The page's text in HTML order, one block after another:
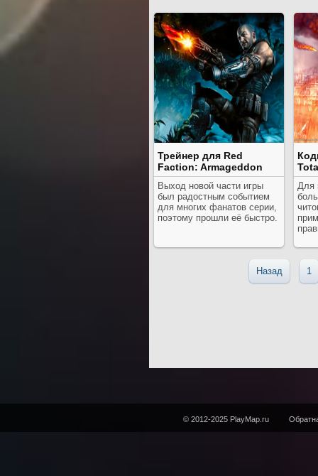
Трейнер для Red
Faction: Armageddon
Выход новой части игры
был радостным событием
для многих фанатов серии,
поэтому прошли её быстро.
Для
Назад 1
© 2012-2025 PlayMap.ru